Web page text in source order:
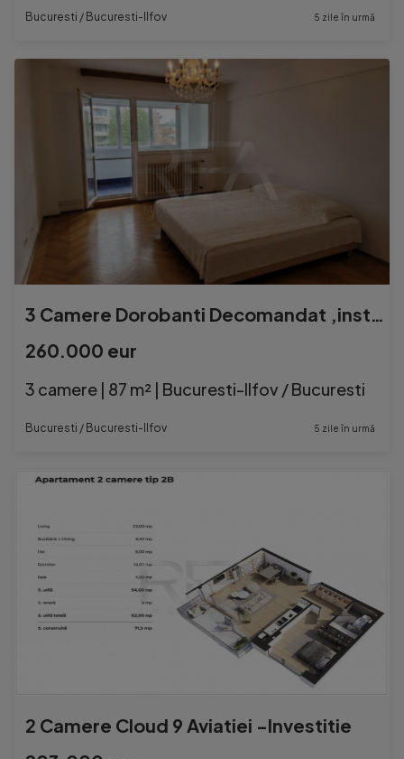
Bucuresti / Bucuresti-Ilfov 5 zile în urmă
3 Camere Dorobanti Decomandat ,instalatii electrice schimba
260.000 eur
3 camere | 87 m² | Bucuresti-Ilfov / Bucuresti
Bucuresti / Bucuresti-Ilfov 5 zile în urmă
2 Camere Cloud 9 Aviatiei -Investitie